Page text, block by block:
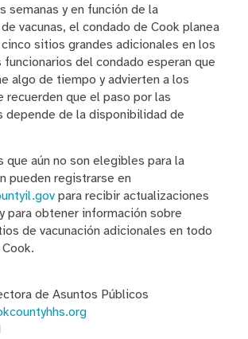
semanas y en función de la
vacunas, el condado de Cook planea
sitios grandes adicionales en los
funcionarios del condado esperan que
algo de tiempo y advierten a los
recuerden que el paso por las
depende de la disponibilidad de
que aún no son elegibles para la
pueden registrarse en
para recibir actualizaciones
para obtener información sobre
de vacunación adicionales en todo
de Asuntos Públicos